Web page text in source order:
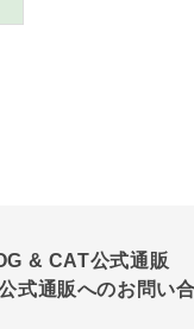
& CAT公式通販
式通販へのお問い